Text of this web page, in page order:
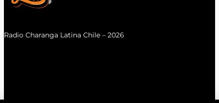
Radio Charanga Latina Chile – 2026